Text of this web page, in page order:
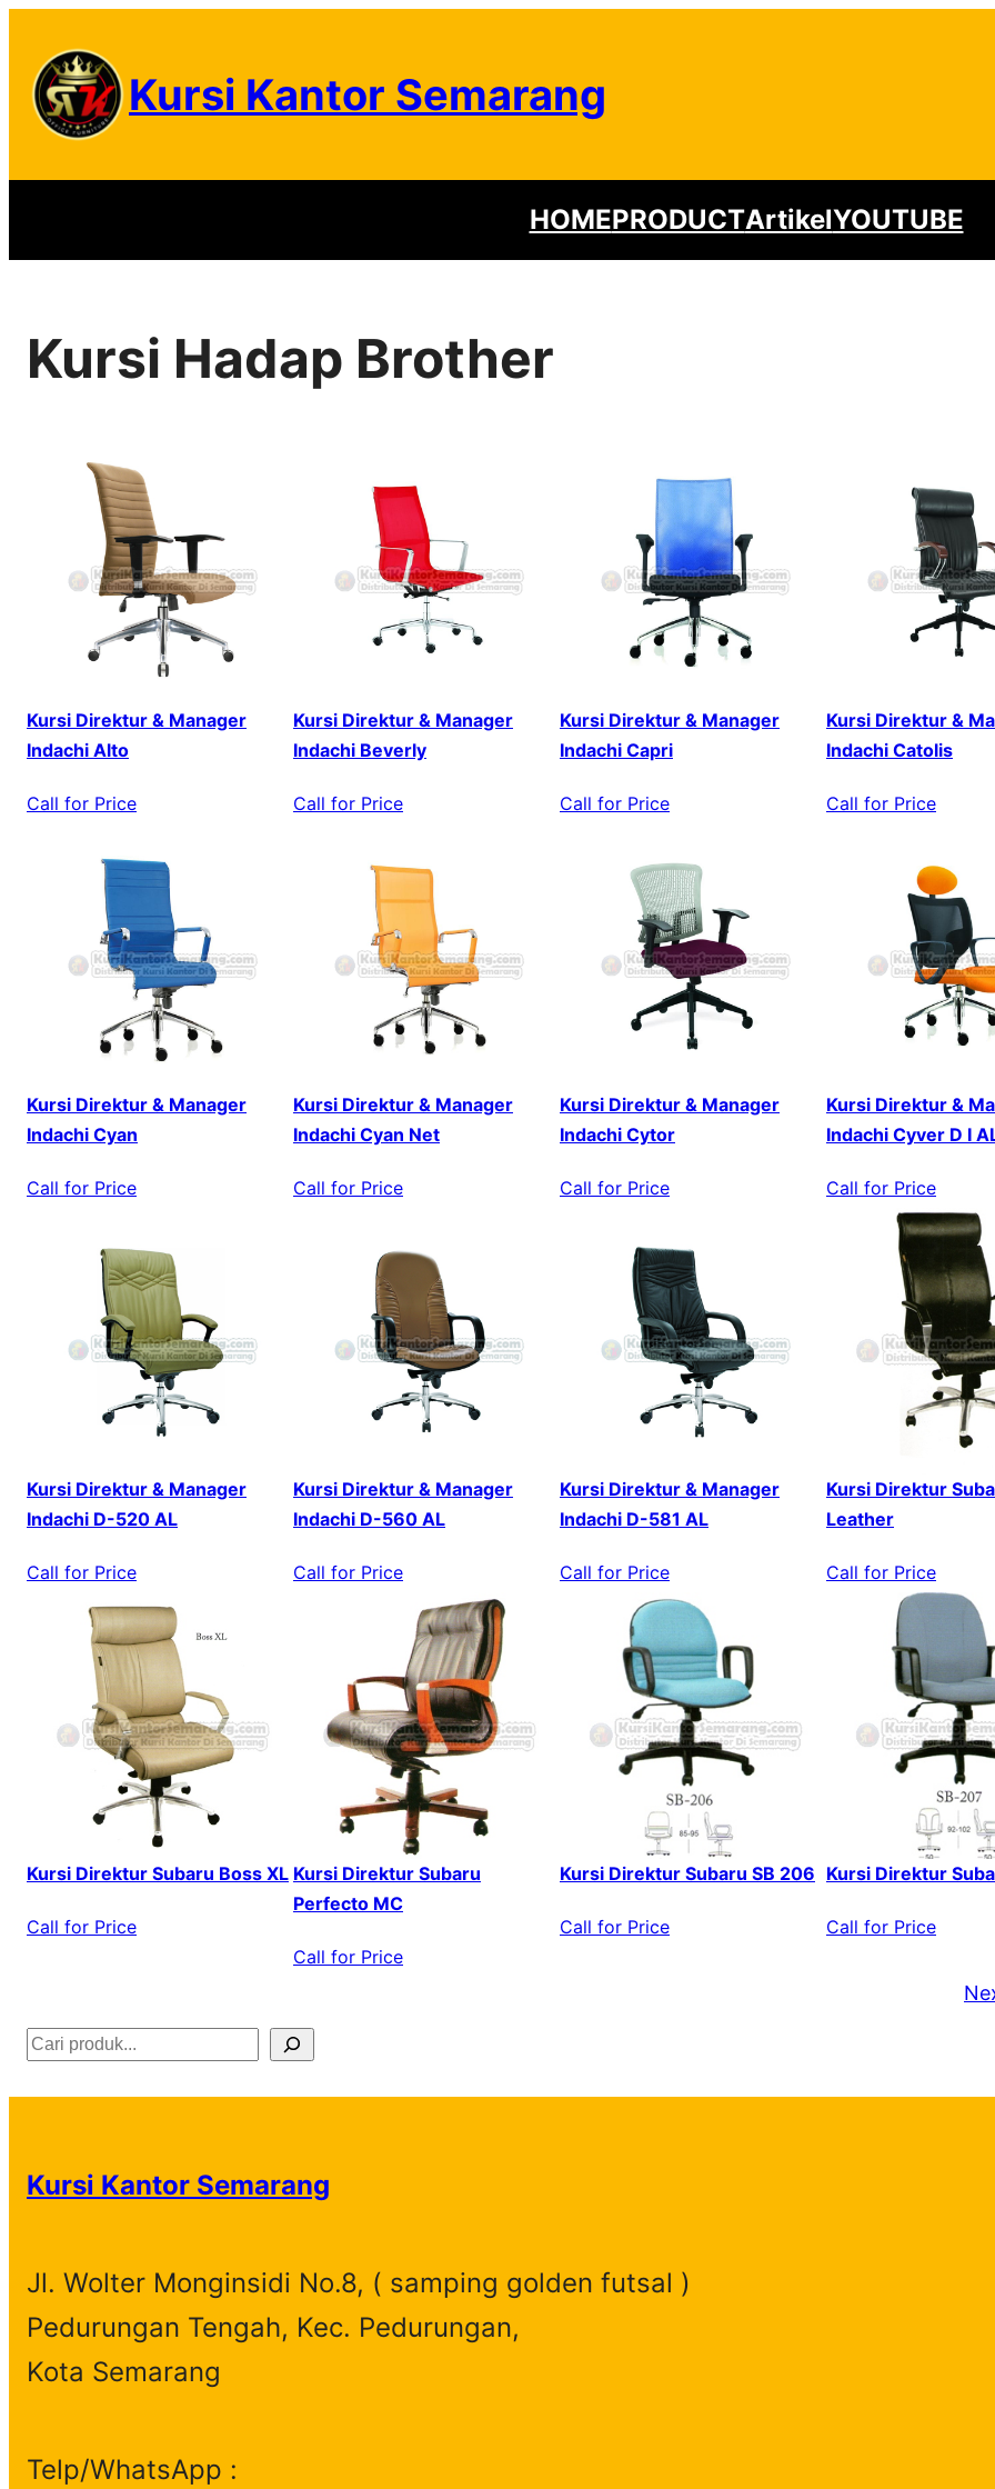
content
Kursi Kantor Semarang
HOMEPRODUCTArtikelYOUTUBE
Kursi Hadap Brother
Kursi Direktur & Manager
Indachi Alto
Call for Price
Kursi Direktur & Manager
Indachi Beverly
Call for Price
Kursi Direktur & Manager
Indachi Capri
Call for Price
Kursi Direktur &
Indachi Catolis
Call for Price
Kursi Direktur & Manager
Indachi Cyan
Call for Price
Kursi Direktur & Manager
Indachi Cyan Net
Call for Price
Kursi Direktur & Manager
Indachi Cytor
Call for Price
Kursi Direktur &
Indachi Cyver D I
Call for Price
Kursi Direktur & Manager
Indachi D-520 AL
Call for Price
Kursi Direktur & Manager
Indachi D-560 AL
Call for Price
Kursi Direktur & Manager
Indachi D-581 AL
Call for Price
Kursi Direktur
Leather
Call for Price
Kursi Direktur Subaru Boss XL
Call for Price
Kursi Direktur Subaru
Perfecto MC
Call for Price
Kursi Direktur Subaru SB 206
Call for Price
Kursi Direktur
Call for Price
S
e
r
h
Kursi Kantor Semarang
Jl. Wolter Monginsidi No.8, ( samping golden futsal )
Pedurungan Tengah, Kec. Pedurungan,
Kota Semarang
Telp/WhatsApp :